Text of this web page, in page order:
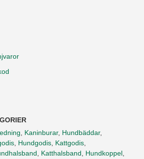
, Kaninburar, Hundbäddar,
, Hundgodis, Kattgodis,
, Katthalsband, Hundkoppel,